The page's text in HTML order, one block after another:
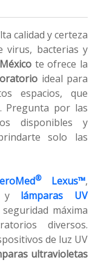
calidad y certeza
virus, bacterias y
te ofrece la
ideal para
espacios, que
Pregunta por las
disponibles y
solo las
®Lexus™,
y lámparas UV
máxima
diversos.
de luz UV
ultravioletas